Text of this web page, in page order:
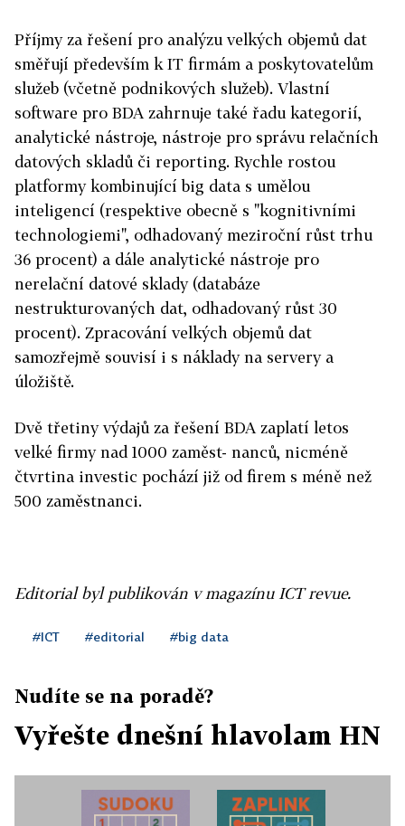
Příjmy za řešení pro analýzu velkých objemů dat
směřují především k IT firmám a poskytovatelům
služeb (včetně podnikových služeb). Vlastní
software pro BDA zahrnuje také řadu kategorií,
analytické nástroje, nástroje pro správu relačních
datových skladů či reporting. Rychle rostou
platformy kombinující big data s umělou
inteligencí (respektive obecně s "kognitivními
technologiemi", odhadovaný meziroční růst trhu
36 procent) a dále analytické nástroje pro
nerelační datové sklady (databáze
nestrukturovaných dat, odhadovaný růst 30
procent). Zpracování velkých objemů dat
samozřejmě souvisí i s náklady na servery a
úložiště.
Dvě třetiny výdajů za řešení BDA zaplatí letos
velké firmy nad 1000 zaměst- nanců, nicméně
čtvrtina investic pochází již od firem s méně než
500 zaměstnanci.
Editorial byl publikován v magazínu ICT revue.
#ICT #editorial #big data
Nudíte se na poradě?
Vyřešte dnešní hlavolam HN